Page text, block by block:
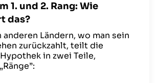
1. und 2. Rang: Wie
das?
anderen Ländern, wo man sein
zurückzahlt, teilt die
in zwei Teile,